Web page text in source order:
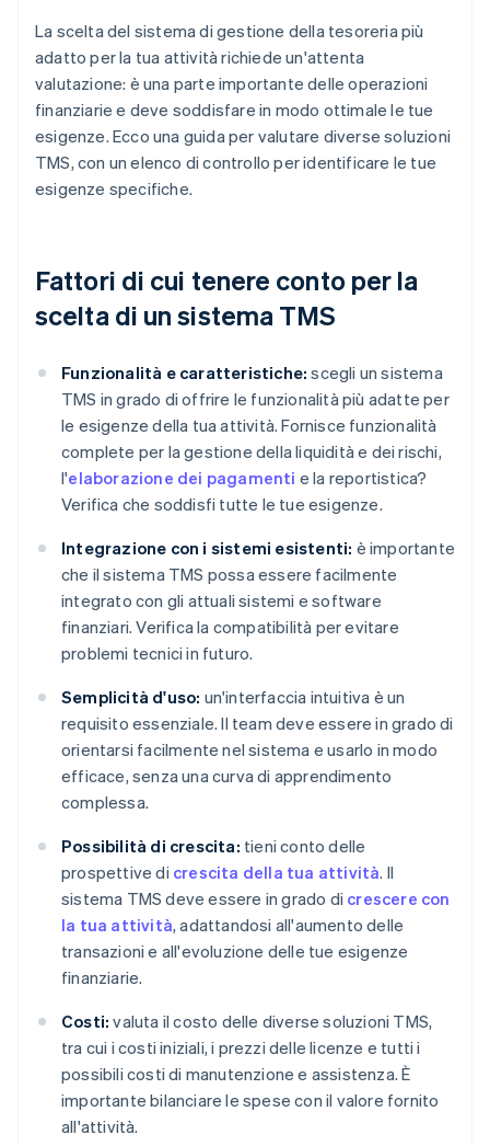
La scelta del sistema di gestione della tesoreria più
adatto per la tua attività richiede un'attenta
valutazione: è una parte importante delle operazioni
finanziarie e deve soddisfare in modo ottimale le tue
esigenze. Ecco una guida per valutare diverse soluzioni
TMS, con un elenco di controllo per identificare le tue
esigenze specifiche.
Fattori di cui tenere conto per la
scelta di un sistema TMS
Funzionalità e caratteristiche: scegli un sistema
TMS in grado di offrire le funzionalità più adatte per
le esigenze della tua attività. Fornisce funzionalità
complete per la gestione della liquidità e dei rischi,
l'elaborazione dei pagamenti e la reportistica?
Verifica che soddisfi tutte le tue esigenze.
Integrazione con i sistemi esistenti: è importante
che il sistema TMS possa essere facilmente
integrato con gli attuali sistemi e software
finanziari. Verifica la compatibilità per evitare
problemi tecnici in futuro.
Semplicità d'uso: un'interfaccia intuitiva è un
requisito essenziale. Il team deve essere in grado di
orientarsi facilmente nel sistema e usarlo in modo
efficace, senza una curva di apprendimento
complessa.
Possibilità di crescita: tieni conto delle
prospettive di crescita della tua attività. Il
sistema TMS deve essere in grado di crescere con
la tua attività, adattandosi all'aumento delle
transazioni e all'evoluzione delle tue esigenze
finanziarie.
Costi: valuta il costo delle diverse soluzioni TMS,
tra cui i costi iniziali, i prezzi delle licenze e tutti i
possibili costi di manutenzione e assistenza. È
importante bilanciare le spese con il valore fornito
all'attività.